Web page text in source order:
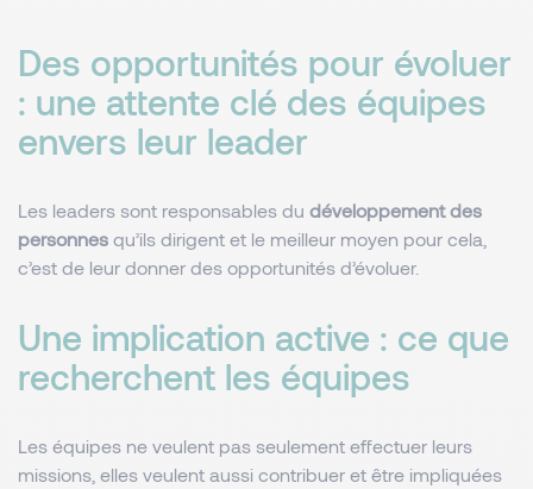
Des opportunités pour évoluer
: une attente clé des équipes
envers leur leader
Les leaders sont responsables du développement des
personnes qu’ils dirigent et le meilleur moyen pour cela,
c’est de leur donner des opportunités d’évoluer.
Une implication active : ce que
recherchent les équipes
Les équipes ne veulent pas seulement effectuer leurs
missions, elles veulent aussi contribuer et être impliquées